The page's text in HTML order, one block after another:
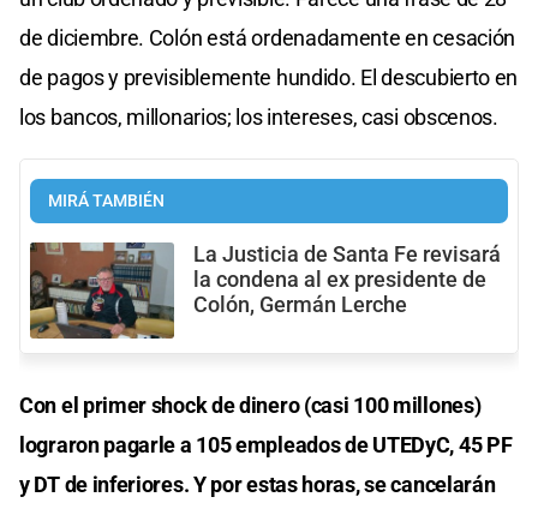
de diciembre. Colón está ordenadamente en cesación
de pagos y previsiblemente hundido. El descubierto en
los bancos, millonarios; los intereses, casi obscenos.
MIRÁ TAMBIÉN
La Justicia de Santa Fe revisará
la condena al ex presidente de
Colón, Germán Lerche
Con el primer shock de dinero (casi 100 millones)
lograron pagarle a 105 empleados de UTEDyC, 45 PF
y DT de inferiores. Y por estas horas, se cancelarán